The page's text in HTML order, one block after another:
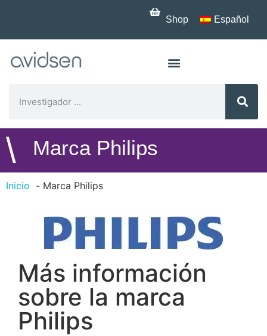
Shop Español
\ Marca Philips
Inicio Marca Philips
Más información
sobre la marca
Philips